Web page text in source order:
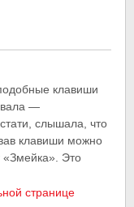
клавиши
—
слышала, что
клавиши можно
«Змейка». Это
странице